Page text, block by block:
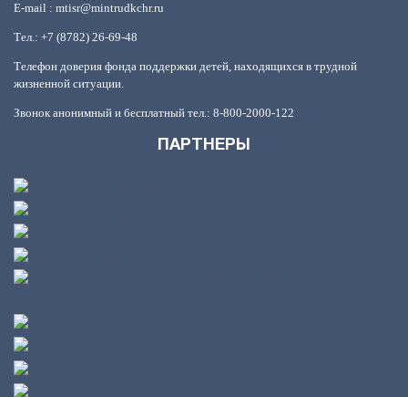
E-mail : mtisr@mintrudkchr.ru
Тел.: +7 (8782) 26-69-48
Телефон доверия фонда поддержки детей, находящихся в трудной
жизненной ситуации.
Звонок анонимный и бесплатный тел.: 8-800-2000-122
ПАРТНЕРЫ